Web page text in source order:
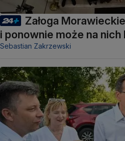
Załoga
i ponownie może na
Sebastian Zakrzewski